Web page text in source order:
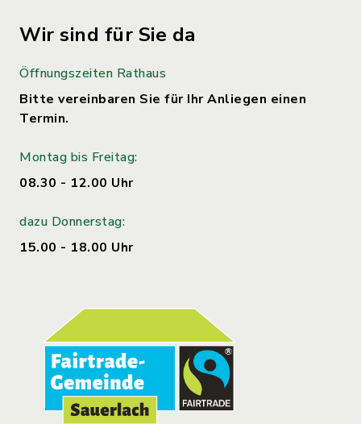
Wir sind für Sie da
Öffnungszeiten Rathaus
Bitte vereinbaren Sie für Ihr Anliegen einen
Termin.
Montag bis Freitag:
08.30 - 12.00 Uhr
dazu Donnerstag:
15.00 - 18.00 Uhr